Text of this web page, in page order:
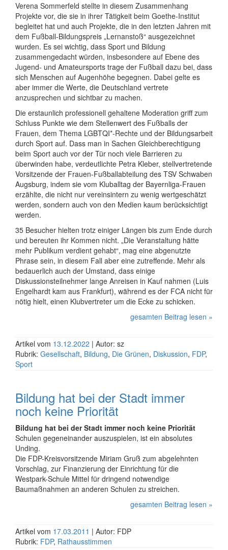
Verena Sommerfeld stellte in diesem Zusammenhang
Projekte vor, die sie in ihrer Tätigkeit beim Goethe-Institut
begleitet hat und auch Projekte, die in den letzten Jahren mit
dem Fußball-Bildungspreis „Lernanstoß“ ausgezeichnet
wurden. Es sei wichtig, dass Sport und Bildung
zusammengedacht würden, insbesondere auf Ebene des
Jugend- und Amateursports trage der Fußball dazu bei, dass
sich Menschen auf Augenhöhe begegnen. Dabei gelte es
aber immer die Werte, die Deutschland vertrete
anzusprechen und sichtbar zu machen.
Die erstaunlich professionell gehaltene Moderation griff zum
Schluss Punkte wie dem Stellenwert des Fußballs der
Frauen, dem Thema LGBTQI*-Rechte und der Bildungsarbeit
durch Sport auf. Dass man in Sachen Gleichberechtigung
beim Sport auch vor der Tür noch viele Barrieren zu
überwinden habe, verdeutlichte Petra Kleber, stellvertretende
Vorsitzende der Frauen-Fußballabteilung des TSV Schwaben
Augsburg, indem sie vom Kluballtag der Bayernliga-Frauen
erzählte, die nicht nur vereinsintern zu wenig wertgeschätzt
werden, sondern auch von den Medien kaum berücksichtigt
werden.
35 Besucher hielten trotz einiger Längen bis zum Ende durch
und bereuten ihr Kommen nicht. „Die Veranstaltung hätte
mehr Publikum verdient gehabt“, mag eine abgenutzte
Phrase sein, in diesem Fall aber eine zutreffende. Mehr als
bedauerlich auch der Umstand, dass einige
Diskussionsteilnehmer lange Anreisen in Kauf nahmen (Luis
Engelhardt kam aus Frankfurt), während es der FCA nicht für
nötig hielt, einen Klubvertreter um die Ecke zu schicken.
gesamten Beitrag lesen »
Artikel vom 13.12.2022 | Autor: sz
Rubrik: Gesellschaft, Bildung, Die Grünen, Diskussion, FDP,
Sport
Bildung hat bei der Stadt immer
noch keine Priorität
Bildung hat bei der Stadt immer noch keine Priorität
Schulen gegeneinander auszuspielen, ist ein absolutes
Unding.
Die FDP-Kreisvorsitzende Miriam Gruß zum abgelehnten
Vorschlag, zur Finanzierung der Einrichtung für die
Westpark-Schule Mittel für dringend notwendige
Baumaßnahmen an anderen Schulen zu streichen.
gesamten Beitrag lesen »
Artikel vom 17.03.2011 | Autor: FDP
Rubrik: FDP, Rathausstimmen